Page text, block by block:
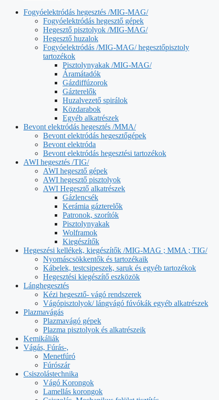
Fogyóelektródás hegesztés /MIG-MAG/
Fogyóelektródás hegesztő gépek
Hegesztő pisztolyok /MIG-MAG/
Hegesztő huzalok
Fogyóelektródás /MIG-MAG/ hegesztőpisztoly
tartozékok
Pisztolynyakak /MIG-MAG/
Áramátadók
Gázdiffúzorok
Gázterelők
Huzalvezető spirálok
Közdarabok
Egyéb alkatrészek
Bevont elektródás hegesztés /MMA/
Bevont elektródás hegesztőgépek
Bevont elektróda
Bevont elektródás hegesztési tartozékok
AWI hegesztés /TIG/
AWI hegesztő gépek
AWI hegesztő pisztolyok
AWI Hegesztő alkatrészek
Gázlencsék
Kerámia gázterelők
Patronok, szorítók
Pisztolynyakak
Wolframok
Kiegészítők
Hegeszési kellékek, kiegészítők /MIG-MAG ; MMA ; TIG/
Nyomáscsökkentők és tartozékaik
Kábelek, testcsipeszek, saruk és egyéb tartozékok
Hegesztési kiegészítő eszközök
Lánghegesztés
Kézi hegesztő- vágó rendszerek
Vágópisztolyok/ lángvágó fúvókák egyéb alkatrészek
Plazmavágás
Plazmavágó gépek
Plazma pisztolyok és alkatrészeik
Kemikáliák
Vágás, Fúrás-,
Menetfúró
Fúrószár
Csiszolástechnika
Vágó Korongok
Lamellás korongok